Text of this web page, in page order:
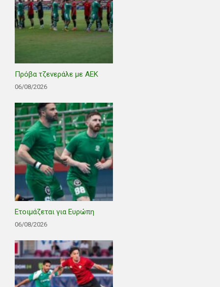
Πρόβα τζενεράλε με ΑΕΚ
06/08/2026
Ετοιμάζεται για Ευρώπη
06/08/2026